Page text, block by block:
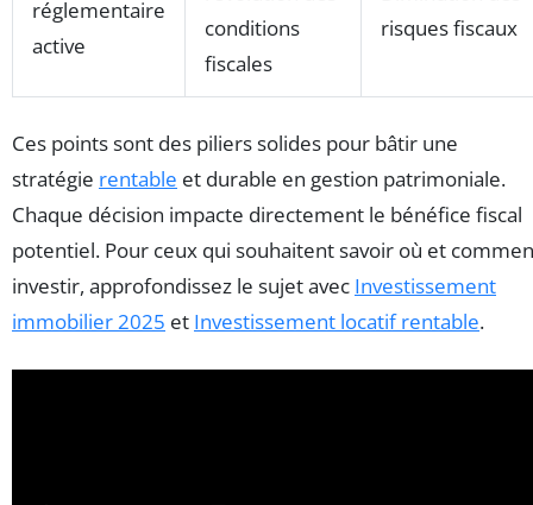
réglementaire
active
conditions
fiscales
risques fiscaux
Ces points sont des piliers solides pour bâtir une
stratégie rentable et durable en gestion patrimoniale.
Chaque décision impacte directement le bénéfice fiscal
potentiel. Pour ceux qui souhaitent savoir où et
investir, approfondissez le sujet avec Investissement
immobilier 2025 et Investissement locatif rentable.